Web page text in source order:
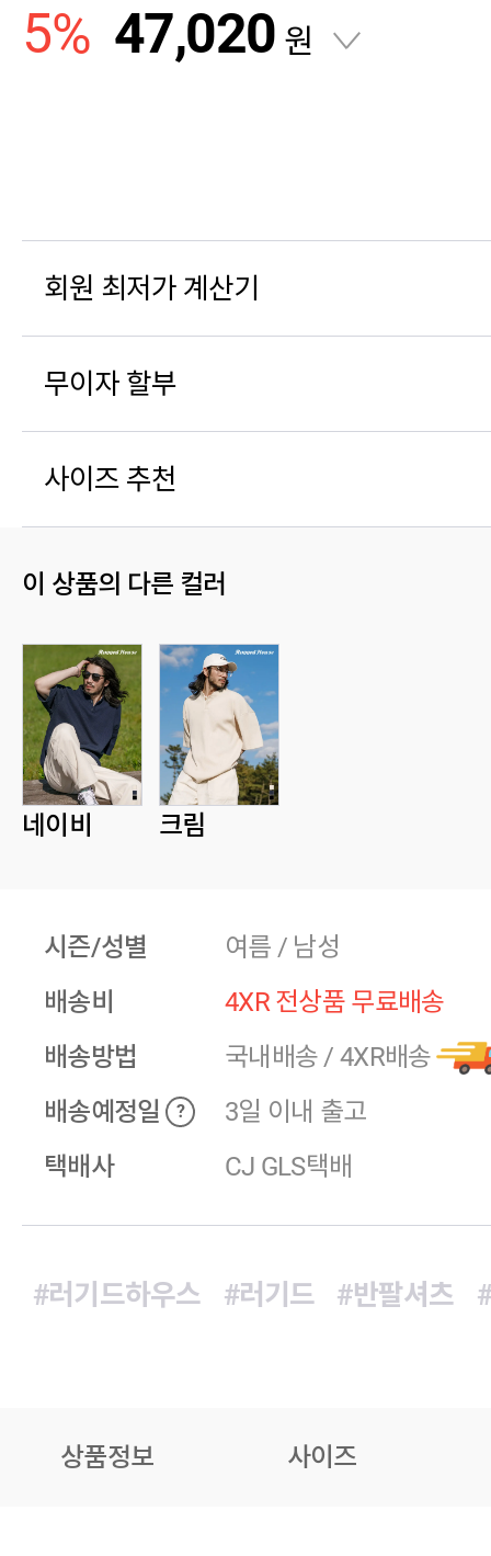
5% 47,020 원
회원 최저가 계산기
무이자 할부
사이즈 추천
이 상품의 다른 컬러
네이비 크림
시즌/성별
여름 / 남성
배송비
4XR 전상품 무료배송
배송방법
국내배송 / 4XR배송
배송예정일
?
3일 이내 출고
택배사
CJ GLS택배
#러기드하우스 #러기드 #반팔셔츠
상품정보 사이즈